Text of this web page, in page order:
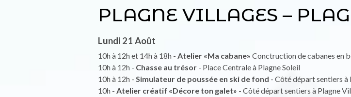
PLAGNE VILLAGES –
Lundi 21 Août
10h à 12h et 14h à 18h - Atelier «Ma cabane» Conctruction de cabanes en
10h à 12h - Chasse au trésor - Place Centrale à Plagne Soleil
10h à 12h - Simulateur de poussée en ski de fond - Côté départ sentiers à
10h - Atelier créatif «Décore ton galet» - Côté départ sentiers à Plagne